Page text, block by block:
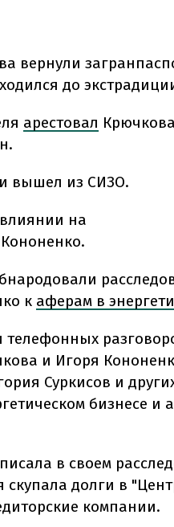
вернули
до
арестовал
и вышел из СИЗО.
на
к аферам в
и Игоря
Суркисов и
бизнесе и
в своем
скупала долги в
компании.